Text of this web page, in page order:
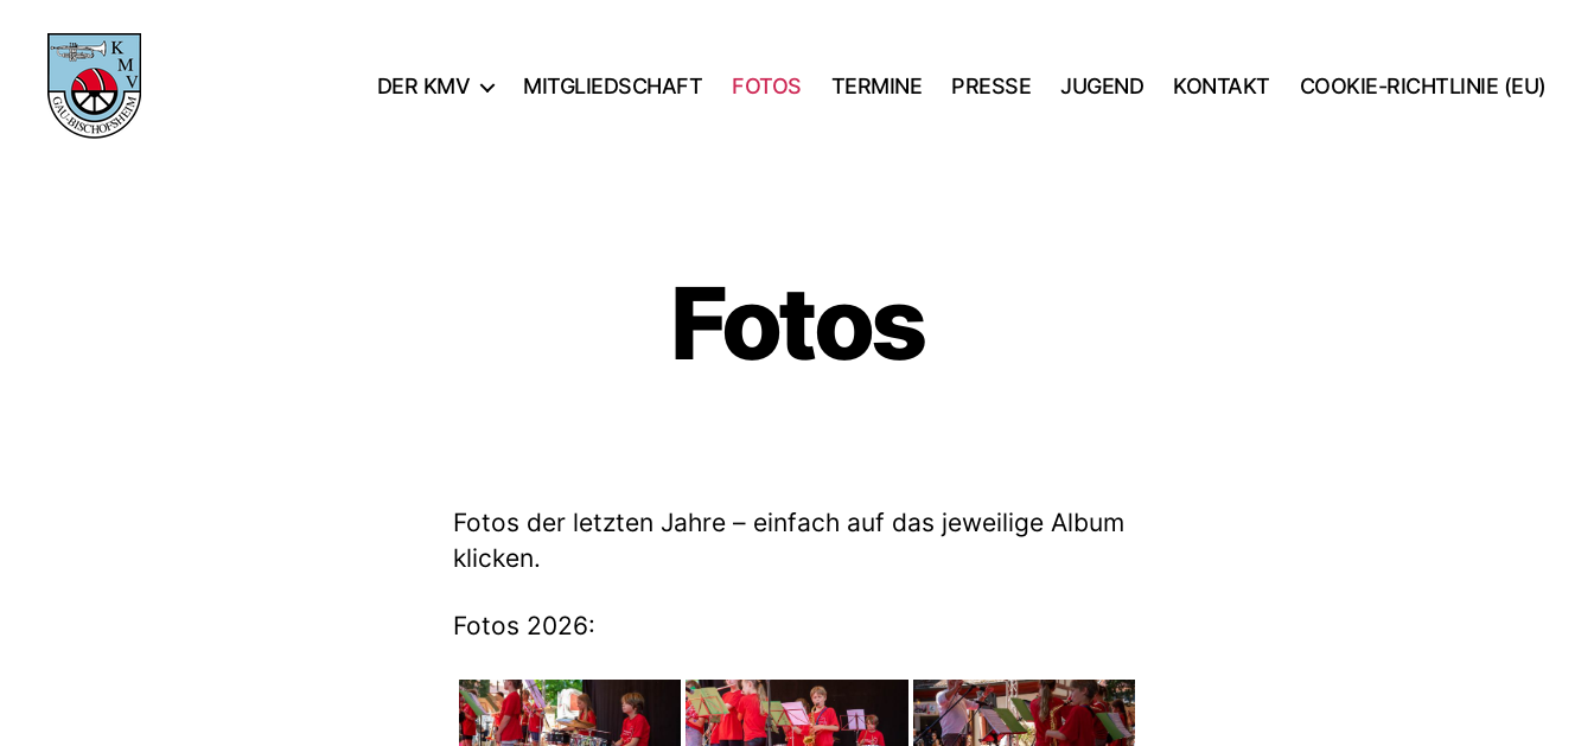
DER KMV MITGLIEDSCHAFT FOTOS TERMINE PRESSE JUGEND KONTAKT COOKIE-RICHTLINIE (EU)
Fotos
Fotos der letzten Jahre – einfach auf das jeweilige Album
klicken.
Fotos 2026: